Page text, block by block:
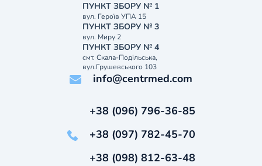
ПУНКТ ЗБОРУ № 1
вул. Героїв УПА 15
ПУНКТ ЗБОРУ № 3
вул. Миру 2
ПУНКТ ЗБОРУ № 4
смт. Скала-Подільська,
вул.Грушевського 103
info@centrmed.com
+38 (096) 796-36-85
+38 (097) 782-45-70
+38 (098) 812-63-48